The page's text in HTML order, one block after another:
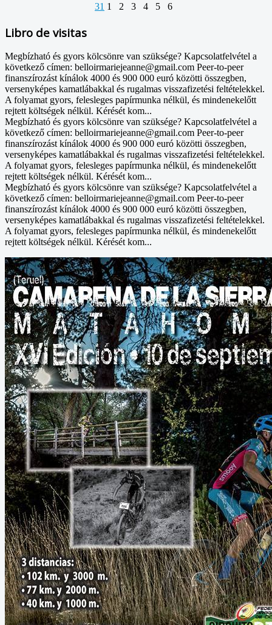
31 1 2 3 4 5 6
Libro de visitas
Megbízható és gyors kölcsönre van szüksége? Kapcsolatfelvétel a
következő címen: belloirmariejeanne@gmail.com Peer-to-peer
finanszírozást kínálok 4000 és 900 000 euró közötti összegben,
versenyképes kamatlábakkal és rugalmas visszafizetési feltételekkel.
A folyamat gyors, felesleges papírmunka nélkül, és mindenekelőtt
rejtett költségek nélkül. Kérését kom...
Megbízható és gyors kölcsönre van szüksége? Kapcsolatfelvétel a
következő címen: belloirmariejeanne@gmail.com Peer-to-peer
finanszírozást kínálok 4000 és 900 000 euró közötti összegben,
versenyképes kamatlábakkal és rugalmas visszafizetési feltételekkel.
A folyamat gyors, felesleges papírmunka nélkül, és mindenekelőtt
rejtett költségek nélkül. Kérését kom...
Megbízható és gyors kölcsönre van szüksége? Kapcsolatfelvétel a
következő címen: belloirmariejeanne@gmail.com Peer-to-peer
finanszírozást kínálok 4000 és 900 000 euró közötti összegben,
versenyképes kamatlábakkal és rugalmas visszafizetési feltételekkel.
A folyamat gyors, felesleges papírmunka nélkül, és mindenekelőtt
rejtett költségek nélkül. Kérését kom...